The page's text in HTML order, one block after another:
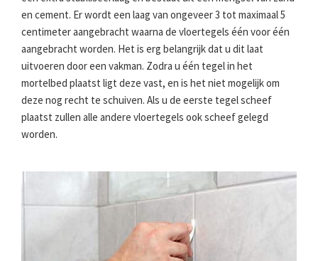
en cement. Er wordt een laag van ongeveer 3 tot maximaal 5
centimeter aangebracht waarna de vloertegels één voor één
aangebracht worden. Het is erg belangrijk dat u dit laat
uitvoeren door een vakman. Zodra u één tegel in het
mortelbed plaatst ligt deze vast, en is het niet mogelijk om
deze nog recht te schuiven. Als u de eerste tegel scheef
plaatst zullen alle andere vloertegels ook scheef gelegd
worden.